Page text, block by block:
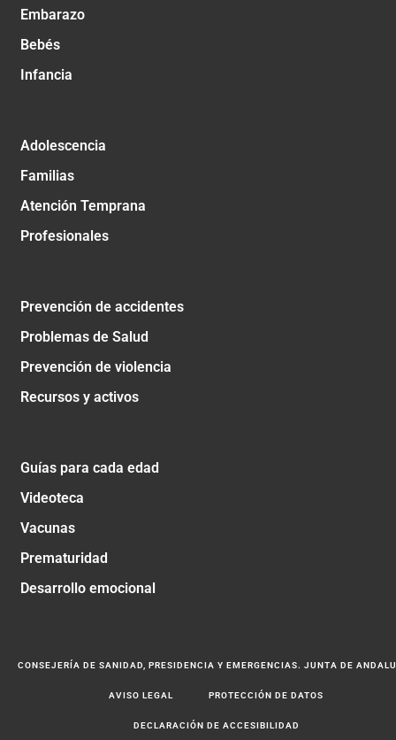
Embarazo
Bebés
Infancia
Adolescencia
Familias
Atención Temprana
Profesionales
Prevención de accidentes
Problemas de Salud
Prevención de violencia
Recursos y activos
Guías para cada edad
Videoteca
Vacunas
Prematuridad
Desarrollo emocional
CONSEJERÍA DE SANIDAD, PRESIDENCIA Y EMERGENCIAS. JUNTA DE
AVISO LEGAL PROTECCIÓN DE DATOS
DECLARACIÓN DE ACCESIBILIDAD